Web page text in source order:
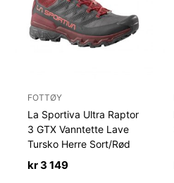
FOTTØY
La Sportiva Ultra Raptor
3 GTX Vanntette Lave
Tursko Herre Sort/Rød
kr3 149